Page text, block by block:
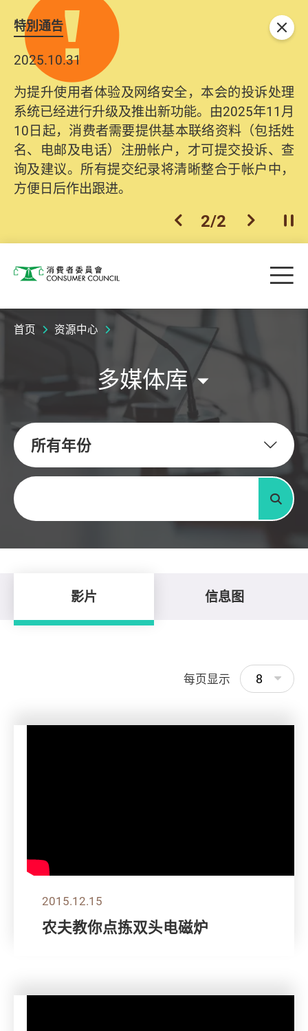
特別通告
2025.10.31
为提升使用者体验及网络安全，本会的投诉处理
系统已经进行升级及推出新功能。由2025年11月
10日起，消费者需要提供基本联络资料（包括姓
名、电邮及电话）注册帐户，才可提交投诉、查
询及建议。所有提交纪录将清晰整合于帐户中，
方便日后作出跟进。
上一个
2/2 下一个开
关闭
消费者委员会 目
首页 资源中心
多媒体库
所有年份
关键字
搜寻
影片 信息图
每页显示 8
2015.12.15
农夫教你点拣双头电磁炉